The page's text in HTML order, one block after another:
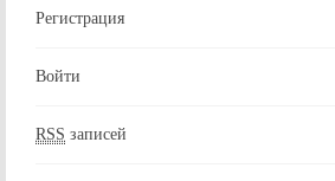
Регистрация
Войти
RSS записей